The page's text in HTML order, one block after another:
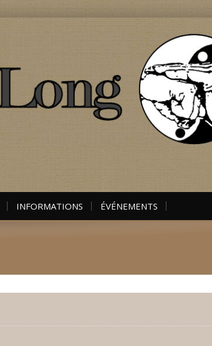
INFORMATIONS ÉVÉNEMENTS